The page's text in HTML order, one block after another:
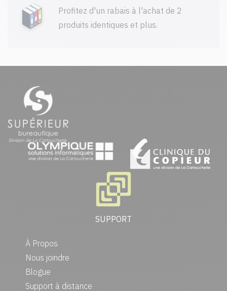
Profitez d'un rabais à l'achat de 2
produits identiques et plus.
SUPPORT
À Propos
Nous joindre
Blogue
Support à distance